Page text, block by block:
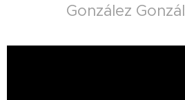
González